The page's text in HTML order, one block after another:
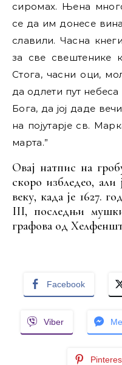
сиромах. Њена
се да им донесе
славили. Часна
за све свештенике
Стога, часни оци,
да одлети пут
Бога, да јој даде
на појутарје св.
марта.”
Овај натпис на
скоро избледео, али
веку, када је 1627.
III, последњи
графова од
Facebook
Viber